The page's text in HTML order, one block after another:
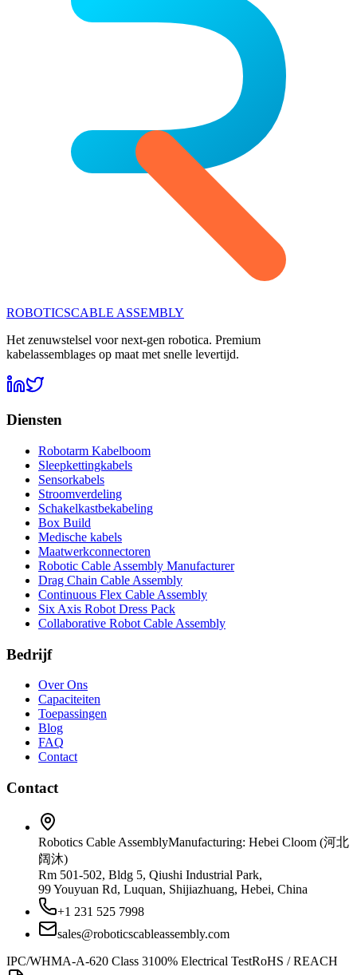
ROBOTICSCABLE ASSEMBLY
Het zenuwstelsel voor next-gen robotica. Premium
kabelassemblages op maat met snelle levertijd.
Diensten
Robotarm Kabelboom
Sleepkettingkabels
Sensorkabels
Stroomverdeling
Schakelkastbekabeling
Box Build
Medische kabels
Maatwerkconnectoren
Robotic Cable Assembly Manufacturer
Drag Chain Cable Assembly
Continuous Flex Cable Assembly
Six Axis Robot Dress Pack
Collaborative Robot Cable Assembly
Bedrijf
Over Ons
Capaciteiten
Toepassingen
Blog
FAQ
Contact
Contact
Robotics Cable AssemblyManufacturing: Hebei Cloom (河北
阔沐)
Rm 501-502, Bldg 5, Qiushi Industrial Park,
99 Youyuan Rd, Luquan, Shijiazhuang, Hebei, China
+1 231 525 7998
sales@roboticscableassembly.com
IPC/WHMA-A-620 Class 3100% Electrical TestRoHS / REACH